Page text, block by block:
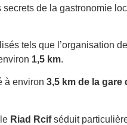
de la gastronomie
tels que l’organisation
1,5 km.
à environ 3,5 km de la gare
Riad Rcifséduit